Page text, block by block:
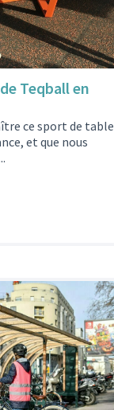
Teqball en
ce sport de table
et que nous